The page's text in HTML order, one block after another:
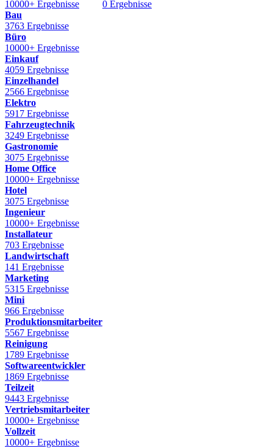
10000+ Ergebnisse
Bau
3763 Ergebnisse
Büro
10000+ Ergebnisse
Einkauf
4059 Ergebnisse
Einzelhandel
2566 Ergebnisse
Elektro
5917 Ergebnisse
Fahrzeugtechnik
3249 Ergebnisse
Gastronomie
3075 Ergebnisse
Home Office
10000+ Ergebnisse
Hotel
3075 Ergebnisse
Ingenieur
10000+ Ergebnisse
Installateur
703 Ergebnisse
Landwirtschaft
141 Ergebnisse
Marketing
5315 Ergebnisse
Mini
966 Ergebnisse
Produktionsmitarbeiter
5567 Ergebnisse
Reinigung
1789 Ergebnisse
Softwareentwickler
1869 Ergebnisse
Teilzeit
9443 Ergebnisse
Vertriebsmitarbeiter
10000+ Ergebnisse
Vollzeit
10000+ Ergebnisse
0 Ergebnisse